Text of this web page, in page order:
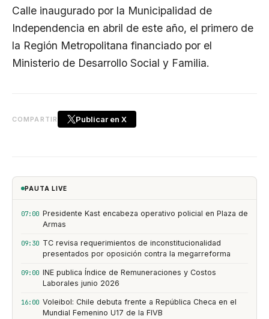
Calle inaugurado por la Municipalidad de
Independencia en abril de este año, el primero de
la Región Metropolitana financiado por el
Ministerio de Desarrollo Social y Familia.
COMPARTIR Publicar en X
PAUTA LIVE
07:00 Presidente Kast encabeza operativo policial en Plaza de
Armas
09:30 TC revisa requerimientos de inconstitucionalidad
presentados por oposición contra la megarreforma
09:00 INE publica Índice de Remuneraciones y Costos
Laborales junio 2026
16:00 Voleibol: Chile debuta frente a República Checa en el
Mundial Femenino U17 de la FIVB